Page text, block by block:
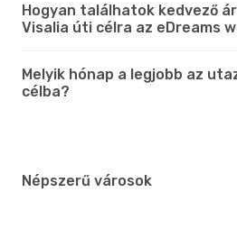
Hogyan találhatok kedvező
Visalia úti célra az eDreams
Melyik hónap a legjobb az
célba?
Népszerű városok